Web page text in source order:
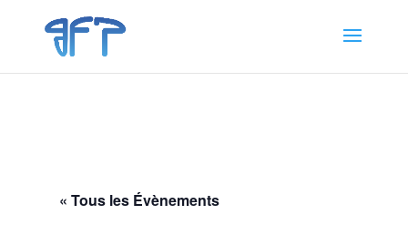
« Tous les Évènements